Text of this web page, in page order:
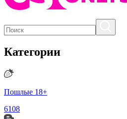
Категории
Пошлые 18+
6108